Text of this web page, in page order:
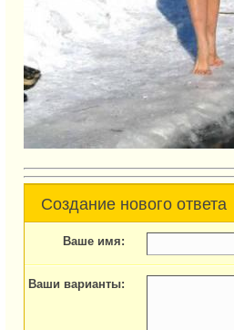
Создание нового ответа
Ваше имя:
Ваши варианты: